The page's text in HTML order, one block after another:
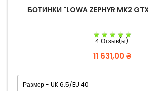
БОТИНКИ "LOWA ZEPHYR MK2
4 Отзыв(ы)
Цена
11 631,00 ₴